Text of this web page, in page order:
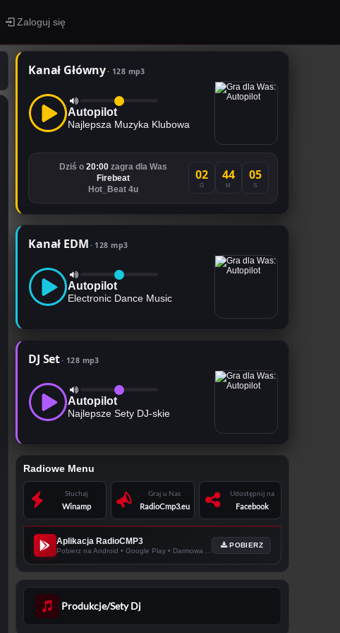
Zaloguj się
Kanał Główny 128 mp3
Autopilot
Najlepsza Muzyka Klubowa
Dziś o 20:00zagra dla Was
Firebeat
Hot_Beat 4u
02
G
44
M
04
S
Kanał EDM 128 mp3
Autopilot
Electronic Dance Music
DJ Set 128 mp3
Autopilot
Najlepsze Sety DJ-skie
Radiowe Menu
Słuchaj
Winamp
Graj u Nas
RadioCmp3.eu
Udostępnij na
Facebook
Aplikacja RadioCMP3 POBIERZ
Produkcje/Sety Dj